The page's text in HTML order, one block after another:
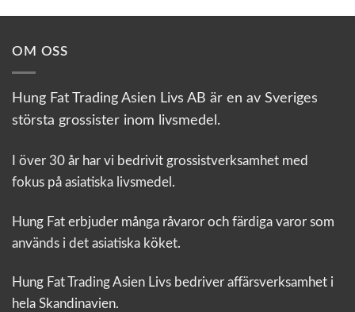
OM OSS
Hung Fat Trading Asien Livs AB är en av Sveriges
största grossister inom livsmedel.
I över 30 år har vi bedrivit grossistverksamhet med
fokus på asiatiska livsmedel.
Hung Fat erbjuder många råvaror och färdiga varor som
används i det asiatiska köket.
Hung Fat Trading Asien Livs bedriver affärsverksamhet i
hela Skandinavien.